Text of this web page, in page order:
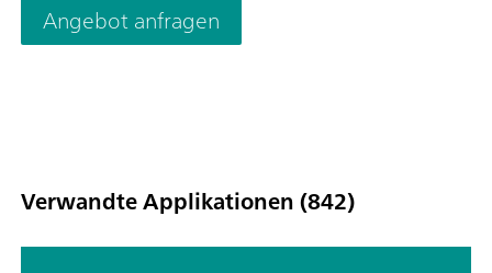
Angebot anfragen
Verwandte Applikationen (842)